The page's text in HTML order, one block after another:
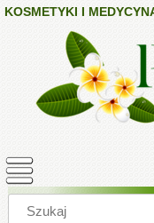
KOSMETYKI I